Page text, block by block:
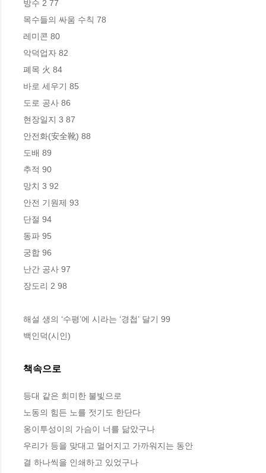
방수 2 77
목수들의 싸움 수칙 78
레미콘 80
악덕업자 82
폐목 火 84
바로 세우기 85
도로 공사 86
현장일지 3 87
안전화(安全靴) 88
도배 89
추적 90
망치 3 92
안전 기원제 93
단절 94
동파 95
궁합 96
난간 공사 97
장도리 2 98
해설 생의 ‘수평’에 시라는 ‘경첩’ 달기 99
백인덕(시인)
책속으로
등대 같은 희미한 불빛으로
노동의 힘든 노를 젓기도 한단다
옹이투성이의 가슴이 너를 닮았구나
우리가 등을 맞대고 멀어지고 가까워지는 동안
결 하나씩을 인쇄하고 있었구나